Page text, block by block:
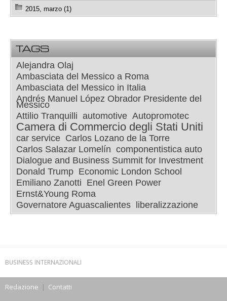
2015, marzo (1)
TAGS
Alejandra Olaj
Ambasciata del Messico a Roma
Ambasciata del Messico in Italia
Andrés Manuel López Obrador Presidente del
Messico
Attilio Tranquilli automotive Autopromotec
Camera di Commercio degli Stati Uniti
car service Carlos Lozano de la Torre
Carlos Salazar Lomelín componentistica auto
Dialogue and Business Summit for Investment
Donald Trump Economic London School
Emiliano Zanotti Enel Green Power
Ernst&Young Roma
Governatore Aguascalientes
liberalizzazione
BUSINESS INTERNAZIONALI
Redazione | Contatti